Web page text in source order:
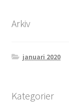
Arkiv
januari 2020
Kategorier